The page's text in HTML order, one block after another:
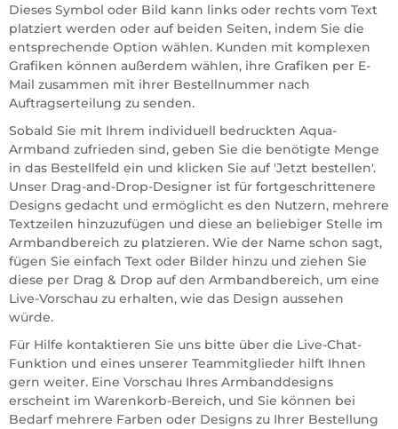
Dieses Symbol oder Bild kann links oder rechts vom Text
platziert werden oder auf beiden Seiten, indem Sie die
entsprechende Option wählen. Kunden mit komplexen
Grafiken können außerdem wählen, ihre Grafiken per E-
Mail zusammen mit ihrer Bestellnummer nach
Auftragserteilung zu senden.
Sobald Sie mit Ihrem individuell bedruckten Aqua-
Armband zufrieden sind, geben Sie die benötigte Menge
in das Bestellfeld ein und klicken Sie auf 'Jetzt bestellen'.
Unser Drag-and-Drop-Designer ist für fortgeschrittenere
Designs gedacht und ermöglicht es den Nutzern, mehrere
Textzeilen hinzuzufügen und diese an beliebiger Stelle im
Armbandbereich zu platzieren. Wie der Name schon sagt,
fügen Sie einfach Text oder Bilder hinzu und ziehen Sie
diese per Drag & Drop auf den Armbandbereich, um eine
Live-Vorschau zu erhalten, wie das Design aussehen
würde.
Für Hilfe kontaktieren Sie uns bitte über die Live-Chat-
Funktion und eines unserer Teammitglieder hilft Ihnen
gern weiter. Eine Vorschau Ihres Armbanddesigns
erscheint im Warenkorb-Bereich, und Sie können bei
Bedarf mehrere Farben oder Designs zu Ihrer Bestellung